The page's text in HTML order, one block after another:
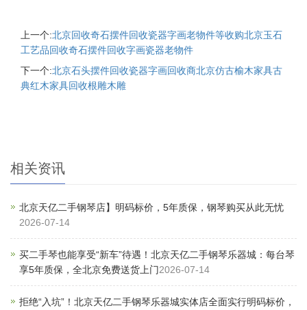
上一个:北京回收奇石摆件回收瓷器字画老物件等收购北京玉石
工艺品回收奇石摆件回收字画瓷器老物件
下一个:北京石头摆件回收瓷器字画回收商北京仿古榆木家具古
典红木家具回收根雕木雕
相关资讯
北京天亿二手钢琴店】明码标价，5年质保，钢琴购买从此无忧
2026-07-14
买二手琴也能享受“新车”待遇！北京天亿二手钢琴乐器城：每台琴
享5年质保，全北京免费送货上门2026-07-14
拒绝“入坑”！北京天亿二手钢琴乐器城实体店全面实行明码标价，